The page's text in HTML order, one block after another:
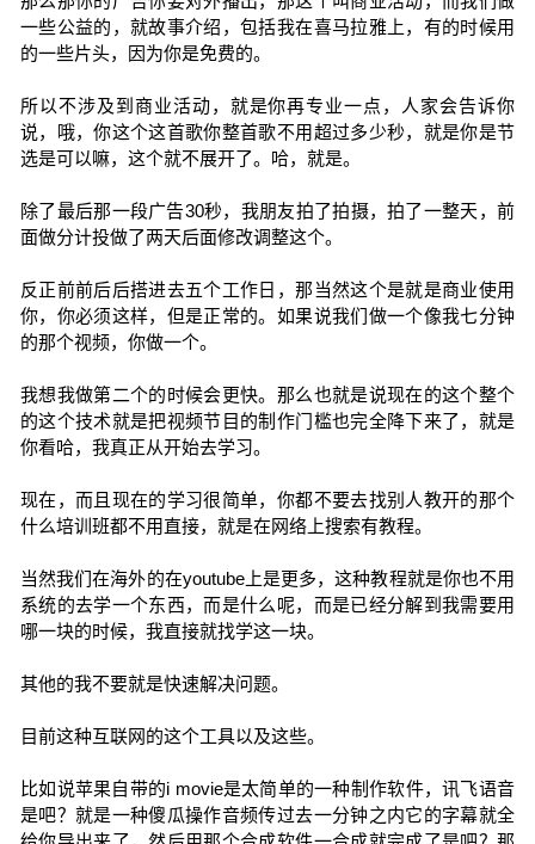
一些公益的，就故事介绍，包括我在喜马拉雅上，有的时候用
的一些片头，因为你是免费的。
所以不涉及到商业活动，就是你再专业一点，人家会告诉你
说，哦，你这个这首歌你整首歌不用超过多少秒，就是你是节
选是可以嘛，这个就不展开了。哈，就是。
除了最后那一段广告30秒，我朋友拍了拍摄，拍了一整天，前
面做分计投做了两天后面修改调整这个。
反正前前后后搭进去五个工作日，那当然这个是就是商业使用
你，你必须这样，但是正常的。如果说我们做一个像我七分钟
的那个视频，你做一个。
我想我做第二个的时候会更快。那么也就是说现在的这个整个
的这个技术就是把视频节目的制作门槛也完全降下来了，就是
你看哈，我真正从开始去学习。
现在，而且现在的学习很简单，你都不要去找别人教开的那个
什么培训班都不用直接，就是在网络上搜索有教程。
当然我们在海外的在youtube上是更多，这种教程就是你也不用
系统的去学一个东西，而是什么呢，而是已经分解到我需要用
哪一块的时候，我直接就找学这一块。
其他的我不要就是快速解决问题。
目前这种互联网的这个工具以及这些。
比如说苹果自带的i movie是太简单的一种制作软件，讯飞语音
是吧？就是一种傻瓜操作音频传过去一分钟之内它的字幕就全